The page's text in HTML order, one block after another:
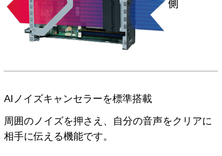
AIノイズキャンセラーを標準搭載
周囲のノイズを押さえ、自分の音声をクリアに
相手に伝える機能です。